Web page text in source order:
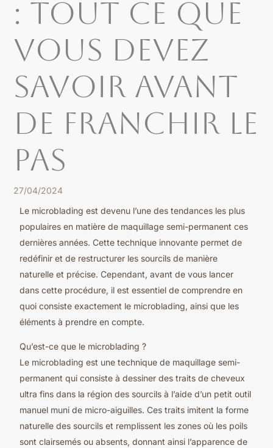
: Tout ce que
vous devez
savoir avant
de franchir le
pas
27/04/2024
Le microblading est devenu l’une des tendances les plus
populaires en matière de maquillage semi-permanent ces
dernières années. Cette technique innovante permet de
redéfinir et de restructurer les sourcils de manière
naturelle et précise. Cependant, avant de vous lancer
dans cette procédure, il est essentiel de comprendre en
quoi consiste exactement le microblading, ainsi que les
éléments à prendre en compte.
Qu’est-ce que le microblading ?
Le microblading est une technique de maquillage semi-
permanent qui consiste à dessiner des traits de cheveux
ultra fins dans la région des sourcils à l’aide d’un petit outil
manuel muni de micro-aiguilles. Ces traits imitent la forme
naturelle des sourcils et remplissent les zones où les poils
sont clairsemés ou absents, donnant ainsi l’apparence de